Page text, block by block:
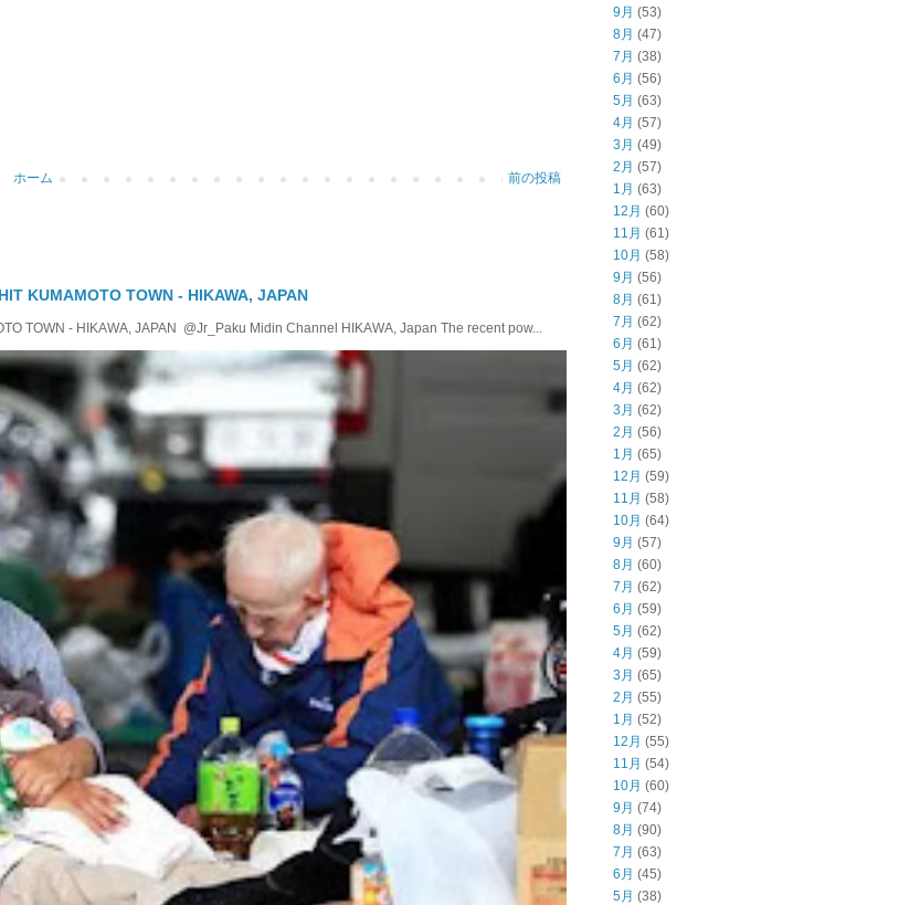
前の投稿
ホーム
KUMAMOTO TOWN - HIKAWA, JAPAN
TOWN - HIKAWA, JAPAN @Jr_Paku Midin Channel HIKAWA, Japan The recent pow...
9月 (53)
8月 (47)
7月 (38)
6月 (56)
5月 (63)
4月 (57)
3月 (49)
2月 (57)
1月 (63)
12月 (60)
11月 (61)
10月 (58)
9月 (56)
8月 (61)
7月 (62)
6月 (61)
5月 (62)
4月 (62)
3月 (62)
2月 (56)
1月 (65)
12月 (59)
11月 (58)
10月 (64)
9月 (57)
8月 (60)
7月 (62)
6月 (59)
5月 (62)
4月 (59)
3月 (65)
2月 (55)
1月 (52)
12月 (55)
11月 (54)
10月 (60)
9月 (74)
8月 (90)
7月 (63)
6月 (45)
5月 (38)